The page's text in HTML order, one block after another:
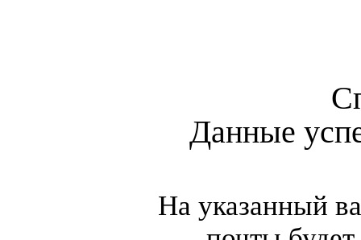
Данные
На указанный